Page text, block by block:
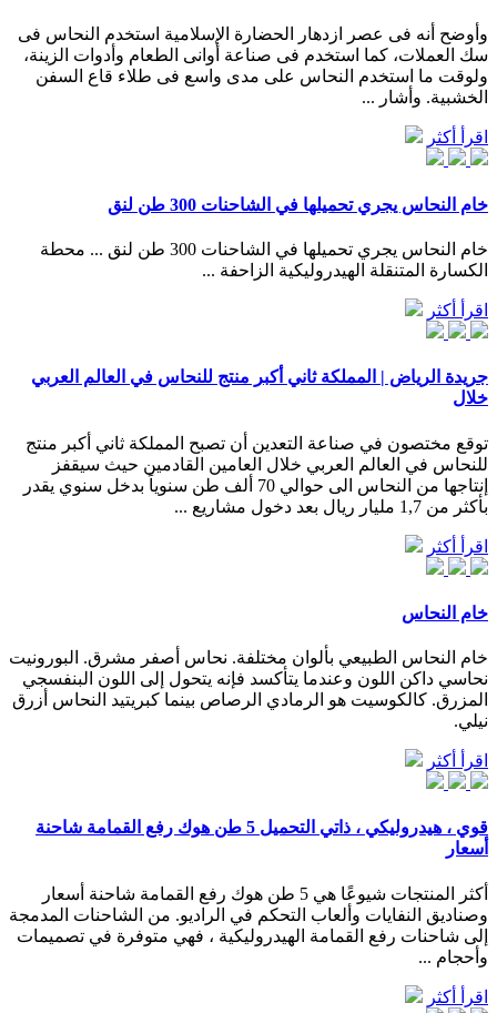
وأوضح أنه فى عصر ازدهار الحضارة الإسلامية استخدم النحاس فى
سك العملات، كما استخدم فى صناعة أوانى الطعام وأدوات الزينة،
ولوقت ما استخدم النحاس على مدى واسع فى طلاء قاع السفن
الخشبية. وأشار ...
اقرأ أكثر
خام النحاس يجري تحميلها في الشاحنات 300 طن لنق
خام النحاس يجري تحميلها في الشاحنات 300 طن لنق ... محطة
الكسارة المتنقلة الهيدروليكية الزاحفة ...
اقرأ أكثر
جريدة الرياض | المملكة ثاني أكبر منتج للنحاس في العالم العربي
خلال
توقع مختصون في صناعة التعدين أن تصبح المملكة ثاني أكبر منتج
للنحاس في العالم العربي خلال العامين القادمين حيث سيقفز
إنتاجها من النحاس الى حوالي 70 ألف طن سنوياً بدخل سنوي يقدر
بأكثر من 1,7 مليار ريال بعد دخول مشاريع ...
اقرأ أكثر
خام النحاس
خام النحاس الطبيعي بألوان مختلفة. نحاس أصفر مشرق. البورونيت
نحاسي داكن اللون وعندما يتأكسد فإنه يتحول إلى اللون البنفسجي
المزرق. كالكوسيت هو الرمادي الرصاص بينما كبريتيد النحاس أزرق
نيلي.
اقرأ أكثر
قوي ، هيدروليكي ، ذاتي التحميل 5 طن هوك رفع القمامة شاحنة
أسعار
أكثر المنتجات شيوعًا هي 5 طن هوك رفع القمامة شاحنة أسعار
وصناديق النفايات وألعاب التحكم في الراديو. من الشاحنات المدمجة
إلى شاحنات رفع القمامة الهيدروليكية ، فهي متوفرة في تصميمات
وأحجام ...
اقرأ أكثر